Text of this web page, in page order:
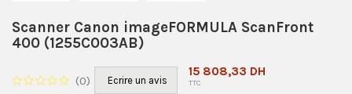
Scanner Canon imageFORMULA ScanFront
400 (1255C003AB)
(0) Ecrire un avis
15 808,33 DH
TTC